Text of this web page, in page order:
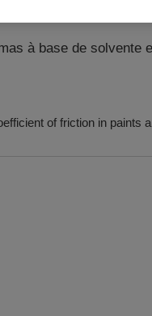
à base de
of friction in paints